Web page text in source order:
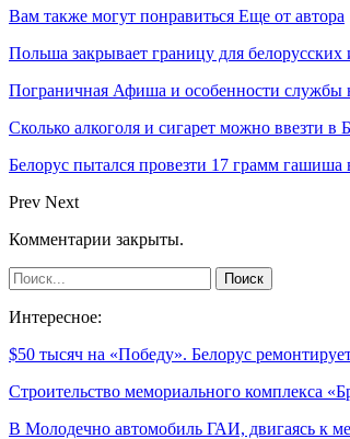
Вам также могут понравиться Еще от автора
Польша закрывает границу для белорусских
Пограничная Афиша и особенности службы
Сколько алкоголя и сигарет можно ввезти
Белорус пытался провезти 17 грамм гашиша
Prev Next
Комментарии закрыты.
Интересное:
$50 тысяч на «Победу». Белорус
Строительство мемориального комплекса
В Молодечно автомобиль ГАИ, двигаясь к